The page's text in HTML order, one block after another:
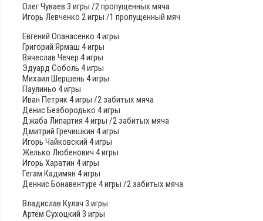
Олег Чуваев 3 игры /2 пропущенных мяча
Игорь Левченко 2 игры /1 пропущенный мяч
Евгений Опанасенко 4 игры
Григорий Ярмаш 4 игры
Вячеслав Чечер 4 игры
Эдуард Соболь 4 игры
Михаил Шершень 4 игры
Паулиньо 4 игры
Иван Петряк 4 игры /2 забитых мяча
Денис Безбородько 4 игры
Джаба Липартия 4 игры /2 забитых мяча
Дмитрий Гречишкин 4 игры
Игорь Чайковский 4 игры
Желько Любенович 4 игры
Игорь Харатин 4 игры
Гегам Кадимян 4 игры
Деннис Бонавентуре 4 игры /2 забитых мяча
Владислав Кулач 3 игры
Артём Сухоцкий 3 игры